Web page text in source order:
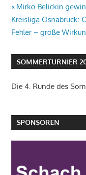
Vorheriger
Beitrag:
Mirko Belickin
Nächster
Beitrag:
Kreisliga Osnabrück:
Fehler – große
SOMMERTURNIER
Die 4. Runde des
SPONSOREN